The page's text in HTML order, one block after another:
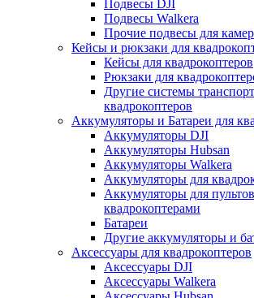
Подвесы DJI
Подвесы Walkera
Прочие подвесы для
Кейсы и рюкзаки для
Кейсы для квадрокоптеров
Рюкзаки для
Другие системы
квадрокоптеров
Аккумуляторы и Батареи для
Аккумуляторы DJI
Аккумуляторы Hubsan
Аккумуляторы Walkera
Аккумуляторы для
Аккумуляторы для
квадрокоптерами
Батареи
Другие аккумуляторы и
Аксессуары для квадрокоптеров
Аксессуары DJI
Аксессуары Walkera